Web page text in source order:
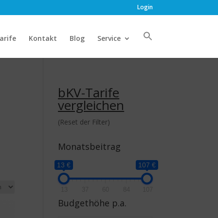
Login
Kontakt Blog Service
bKV-Tarife
vergleichen
(Reset der Filter)
Monatsbeitrag
13 € 107 €
Budgethöhe p.a.